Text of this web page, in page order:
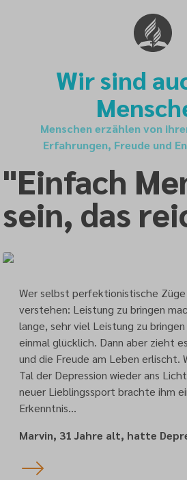
Wir sind
Menschen erzählen von
Erfahrungen, Freude und
"Einfach
sein, das
Wer selbst perfektionistische
verstehen: Leistung zu bringen
lange, sehr viel Leistung zu
einmal glücklich. Dann aber zieht
und die Freude am Leben erlischt.
Tal der Depression wieder ans
neuer Lieblingssport brachte ihm
Erkenntnis…
Marvin, 31 Jahre alt, hatte